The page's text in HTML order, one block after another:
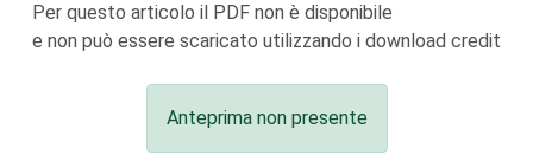
Per questo articolo il PDF non è disponibile
e non può essere scaricato utilizzando i download credit
Anteprima non presente